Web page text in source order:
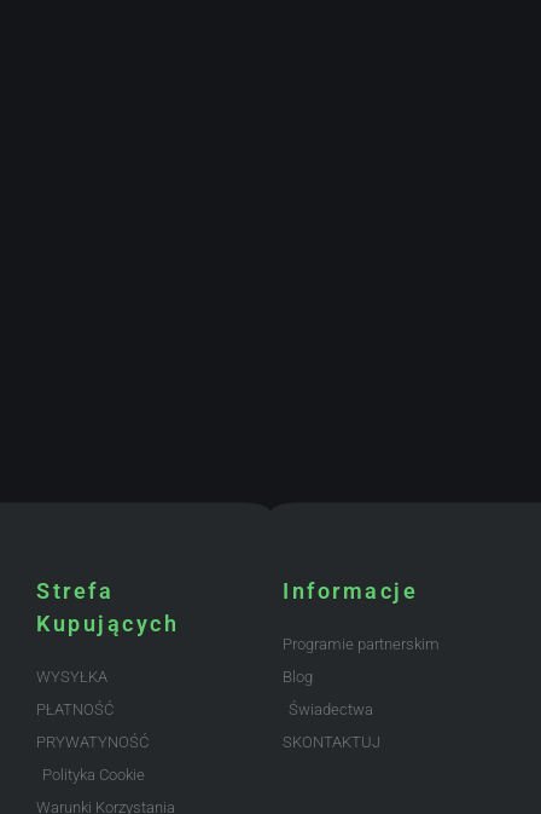
Strefa
Kupujących
WYSYŁKA
PŁATNOŚĆ
PRYWATYNOŚĆ
Polityka Cookie
Warunki Korzystania
Informacje
Programie partnerskim
Blog
Świadectwa
SKONTAKTUJ